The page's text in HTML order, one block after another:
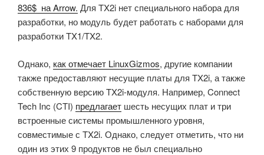
836$ на Arrow. Для TX2i нет специального набора для
разработки, но модуль будет работать с наборами для
разработки TX1/TX2.
Однако, как отмечает LinuxGizmos, другие компании
также предоставляют несущие платы для TX2i, а также
собственную версию TX2i-модуля. Например, Connect
Tech Inc (CTI) предлагает шесть несущих плат и три
встроенные системы промышленного уровня,
совместимые с TX2i. Однако, следует отметить, что ни
один из этих 9 продуктов не был специально